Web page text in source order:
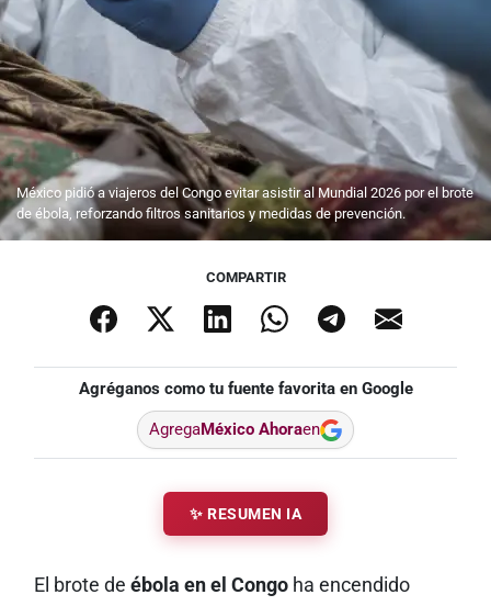
México pidió a viajeros del Congo evitar asistir al Mundial 2026 por el brote
de ébola, reforzando filtros sanitarios y medidas de prevención.
COMPARTIR
Agréganos como tu fuente favorita en Google
AgregaMéxico Ahoraen
✨ RESUMEN IA
El brote de ébola en el Congoha encendido